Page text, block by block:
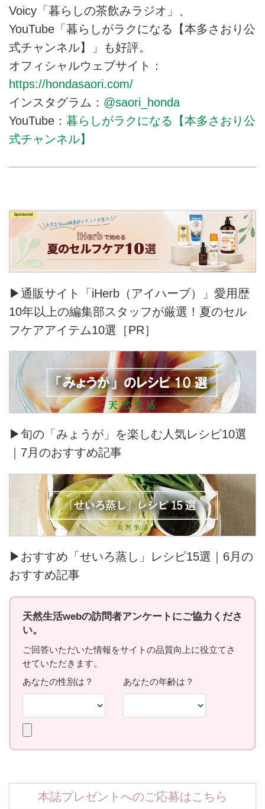
Voicy「暮らしの茶飲みラジオ」、
YouTube「暮らしがラクになる【本多さおり公
式チャンネル】」も好評。
オフィシャルウェブサイト：
https://hondasaori.com/
インスタグラム： @saori_honda
YouTube： 暮らしがラクになる【本多さおり公
式チャンネル】
▶通販サイト「iHerb（アイハーブ）」愛用歴
10年以上の編集部スタッフが厳選！夏のセル
フケアアイテム10選［PR］
▶旬の「みょうが」を楽しむ人気レシピ10選
｜7月のおすすめ記事
▶おすすめ「せいろ蒸し」レシピ15選｜6月の
おすすめ記事
本誌プレゼントへのご応募はこちら